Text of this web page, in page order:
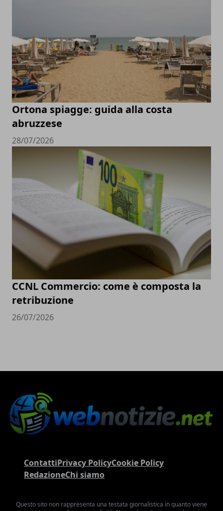
Ortona spiagge: guida alla costa
abruzzese
28/07/2026
CCNL Commercio: come è composta la
retribuzione
26/07/2026
ContattiPrivacy PolicyCookie Policy
RedazioneChi siamo
Questo sito non rappresenta una testata giornalistica in quanto viene